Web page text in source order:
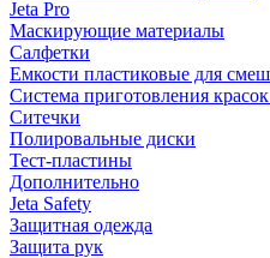
Jeta Pro
Маскирующие материалы
Салфетки
Емкости пластиковые для
Система приготовления
Ситечки
Полировальные диски
Тест-пластины
Дополнительно
Jeta Safety
Защитная одежда
Защита рук